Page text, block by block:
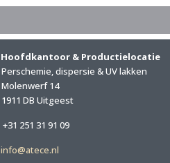
Hoofdkantoor & Productielocatie
Perschemie, dispersie & UV lakken
Molenwerf 14
1911 DB Uitgeest
+31 251 31 91 09
info@atece.nl